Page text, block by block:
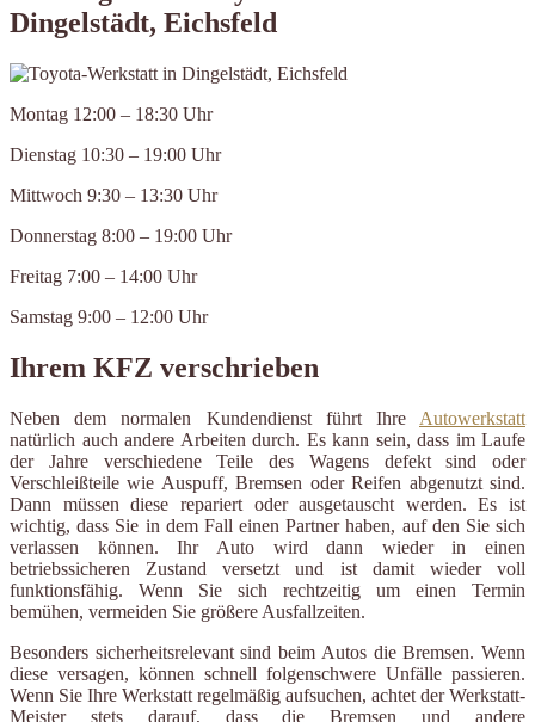
Dingelstädt, Eichsfeld
Montag 12:00 – 18:30 Uhr
Dienstag 10:30 – 19:00 Uhr
Mittwoch 9:30 – 13:30 Uhr
Donnerstag 8:00 – 19:00 Uhr
Freitag 7:00 – 14:00 Uhr
Samstag 9:00 – 12:00 Uhr
Ihrem KFZ verschrieben
Neben dem normalen Kundendienst führt Ihre Autowerkstatt
natürlich auch andere Arbeiten durch. Es kann sein, dass im Laufe
der Jahre verschiedene Teile des Wagens defekt sind oder
Verschleißteile wie Auspuff, Bremsen oder Reifen abgenutzt sind.
Dann müssen diese repariert oder ausgetauscht werden. Es ist
wichtig, dass Sie in dem Fall einen Partner haben, auf den Sie sich
verlassen können. Ihr Auto wird dann wieder in einen
betriebssicheren Zustand versetzt und ist damit wieder voll
funktionsfähig. Wenn Sie sich rechtzeitig um einen Termin
bemühen, vermeiden Sie größere Ausfallzeiten.
Besonders sicherheitsrelevant sind beim Autos die Bremsen. Wenn
diese versagen, können schnell folgenschwere Unfälle passieren.
Wenn Sie Ihre Werkstatt regelmäßig aufsuchen, achtet der Werkstatt-
Meister stets darauf, dass die Bremsen und andere